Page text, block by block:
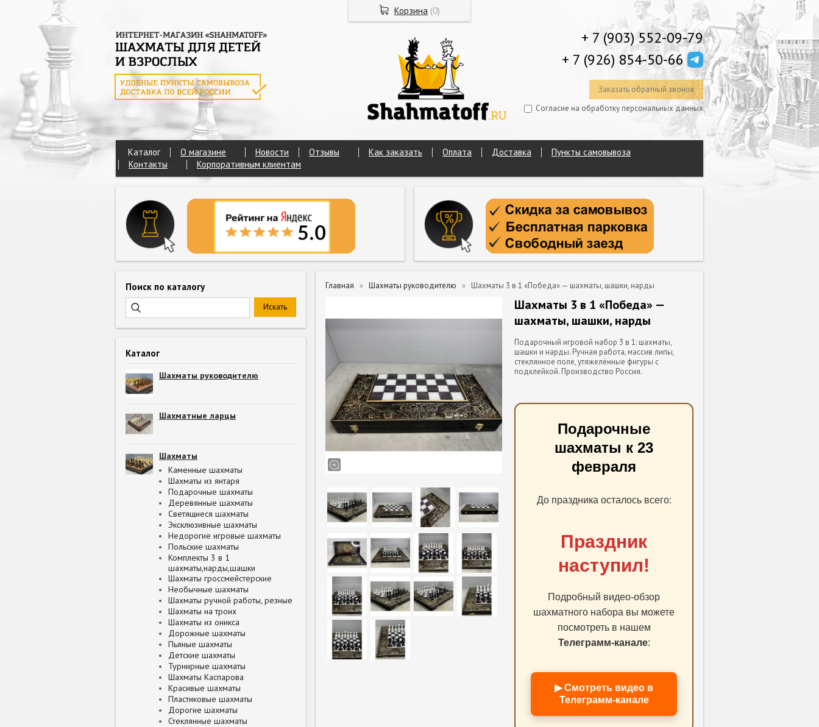
+ 7 (903) 552-09-79
+ 7 (926) 854-50-66
Заказать обратный звонок
Согласие на обработку персональных данных
Каталог О магазине Новости Отзывы Как заказать Оплата Доставка
Пункты самовывоза
Контакты
Корпоративным клиентам
Поиск по каталогу
Каталог
Шахматы руководителю
Шахматные ларцы
Шахматы
Каменные шахматы
Шахматы из янтаря
Подарочные шахматы
Деревянные шахматы
Светящиеся шахматы
Эксклюзивные шахматы
Недорогие игровые шахматы
Польские шахматы
Комплекты 3 в 1
шахматы,нарды,шашки
Шахматы гроссмейстерские
Необычные шахматы
Шахматы ручной работы, резные
Шахматы на троих
Шахматы из оникса
Дорожные шахматы
Пьяные шахматы
Детские шахматы
Турнирные шахматы
Шахматы Каспарова
Красивые шахматы
Пластиковые шахматы
Дорогие шахматы
Стеклянные шахматы
Главная Шахматы руководителю Шахматы 3 в 1 «Победа» — шахматы, шашки, нарды
Шахматы 3 в 1 «Победа» —
шахматы, шашки, нарды
Подарочный игровой набор 3 в 1: шахматы,
шашки и нарды. Ручная работа, массив липы,
стеклянное поле, утяжелённые фигуры с
подклейкой. Производство Россия.
Подарочные
шахматы к 23
февраля
До праздника осталось всего:
Праздник
наступил!
Подробный видео-обзор
шахматного набора вы можете
посмотреть в нашем
Телеграмм-канале:
▶ Смотреть видео в
Телеграмм-канале
Корзина (0)